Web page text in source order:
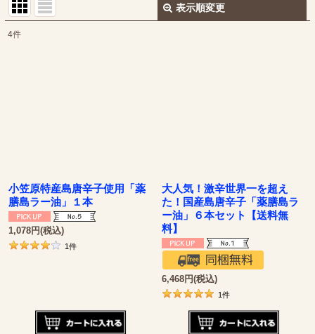
表示順変更
4件
小笠原特産島唐辛子使用「薬
膳島ラー油」１本
1,078円(税込)
1件
大人気！激辛世界一を超え
た！国産島唐辛子「薬膳島ラ
ー油」６本セット【送料無
料】
6,468円(税込)
1件